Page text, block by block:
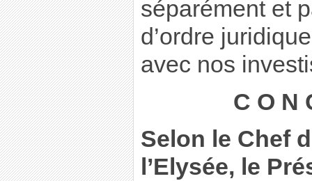
séparément et
d’ordre
avec nos
C O N
Selon le Chef
l’Elysée, le